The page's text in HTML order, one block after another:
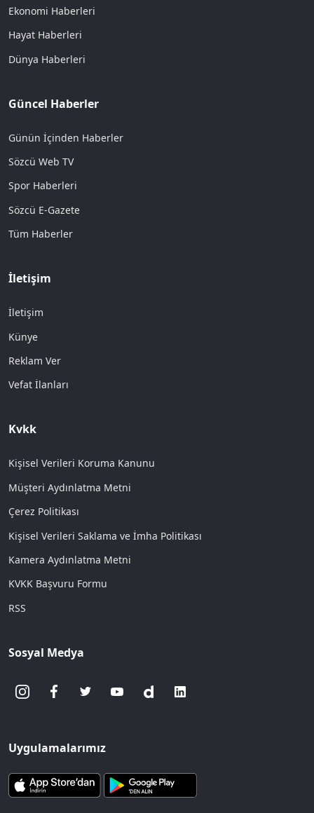
Ekonomi Haberleri
Hayat Haberleri
Dünya Haberleri
Güncel Haberler
Günün İçinden Haberler
Sözcü Web TV
Spor Haberleri
Sözcü E-Gazete
Tüm Haberler
İletişim
İletişim
Künye
Reklam Ver
Vefat İlanları
Kvkk
Kişisel Verileri Koruma Kanunu
Müşteri Aydınlatma Metni
Çerez Politikası
Kişisel Verileri Saklama ve İmha Politikası
Kamera Aydınlatma Metni
KVKK Başvuru Formu
RSS
Sosyal Medya
Uygulamalarımız